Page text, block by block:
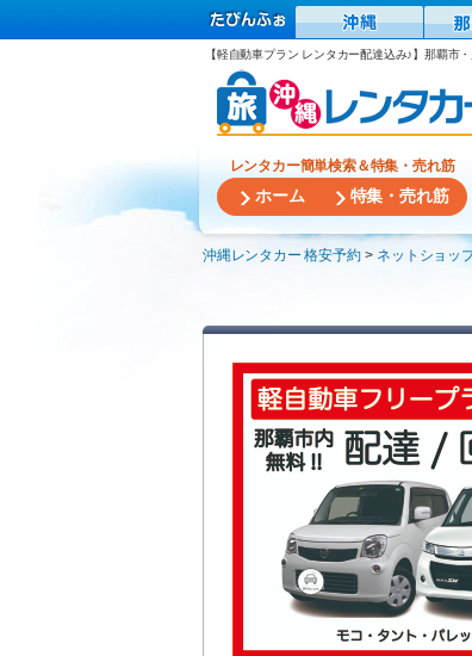
【軽自動車プラン レンタカー配達込み♪】那覇市
レンタカー簡単検索＆特集・売れ筋
ホーム 特集・売れ筋
沖縄レンタカー 格安予約 ネットショッ